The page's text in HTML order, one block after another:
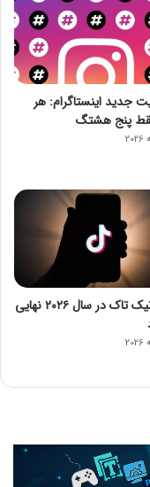
جدید اینستاگرام: هر
پنج هشتگ
فروش تیک تاک در سال ۲۰۲۶ نهایی